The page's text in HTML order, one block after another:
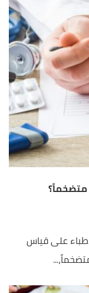
متضخماً؟
على قياس